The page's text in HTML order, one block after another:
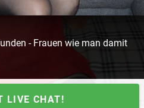
- Frauen wie man damit
LIVE CHAT!